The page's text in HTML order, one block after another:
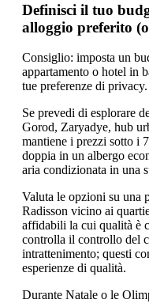
Definisci il tuo
alloggio preferito
Consiglio: imposta un
appartamento o hotel in
tue preferenze di privacy.
Se prevedi di esplorare
Gorod, Zaryadye, hub
mantiene i prezzi sotto i
doppia in un albergo
aria condizionata in una
Valuta le opzioni su una
Radisson vicino ai
affidabili la cui qualità è
controlla il controllo del
intrattenimento; questi
esperienze di qualità.
Durante Natale o le